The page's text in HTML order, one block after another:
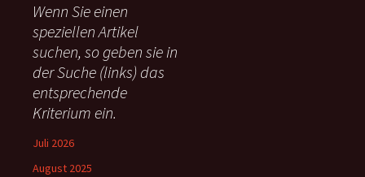
n
n
a
c
:
Wenn Sie einen
speziellen Artikel
suchen, so geben sie in
der Suche (links) das
entsprechende
Kriterium ein.
Juli 2026
August 2025